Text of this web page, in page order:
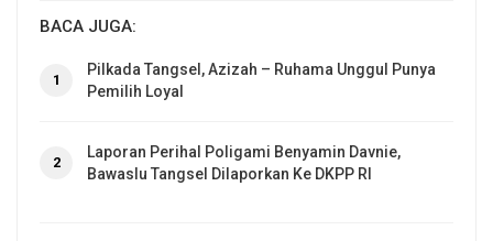
BACA JUGA:
1
Pilkada Tangsel, Azizah – Ruhama Unggul Punya
Pemilih Loyal
2
Laporan Perihal Poligami Benyamin Davnie,
Bawaslu Tangsel Dilaporkan Ke DKPP RI